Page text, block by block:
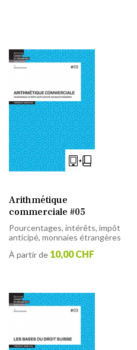
Arithmétique
commerciale #05
Pourcentages, intérêts, impôt
anticipé, monnaies étrangères
À partir de 10,00 CHF